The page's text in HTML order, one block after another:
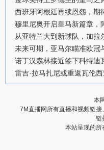
西班牙阿根廷再续恩怨，期
穆里尼奥开启皇马新篇章，
从亚特兰大到新球队，加拉
未来可期，亚马尔瞄准欧冠
诺丁汉森林接近签下科特迪
雷吉·拉马扎尼或重返瓦伦
本
7M直播网所有直播和视频链
链
本站呈现的所